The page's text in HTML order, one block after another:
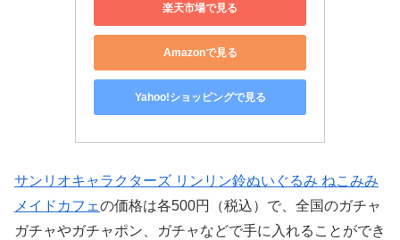
楽天市場で見る
Amazonで見る
Yahoo!ショッピングで見る
サンリオキャラクターズ リンリン鈴ぬいぐるみ ねこみみ
メイドカフェの価格は各500円（税込）で、全国のガチャ
ガチャやガチャポン、ガチャなどで手に入れることができ